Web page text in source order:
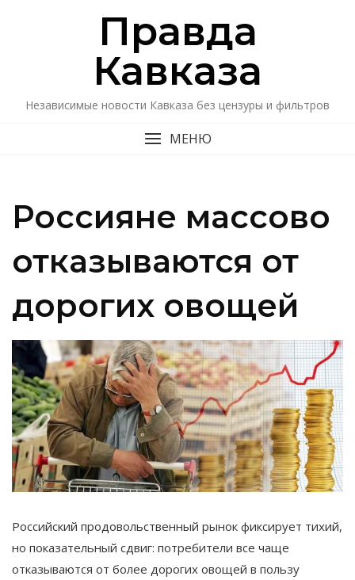
Правда
Кавказa
Независимые новости Кавказа без цензуры и фильтров
МЕНЮ
Россияне массово
отказываются от
дорогих овощей
Российский продовольственный рынок фиксирует тихий,
но показательный сдвиг: потребители все чаще
отказываются от более дорогих овощей в пользу